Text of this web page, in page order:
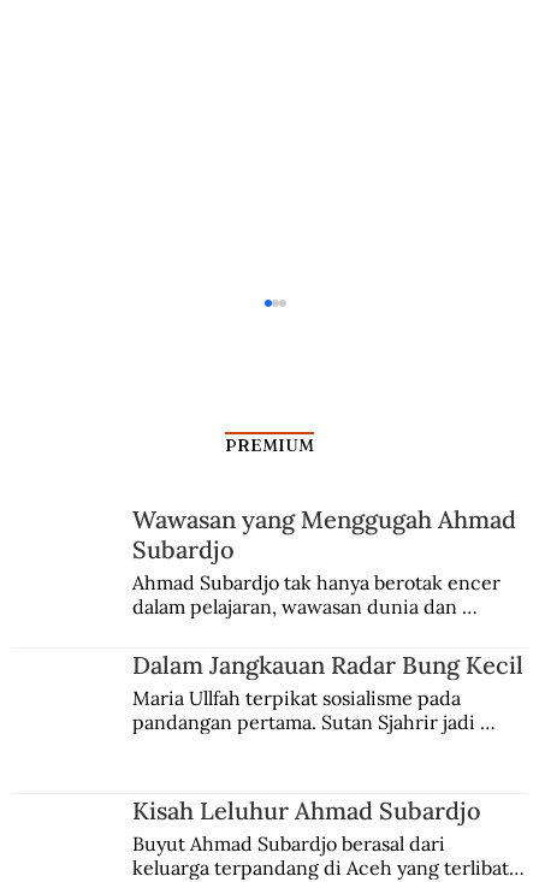
Tuan Holla dari Belanda Sahabat Orang
Sunda
PREMIUM
Wawasan yang Menggugah Ahmad
Subardjo
Ahmad Subardjo tak hanya berotak encer
dalam pelajaran, wawasan dunia dan
Jules Verne, Multatuli, hingga Sun Yat-sen.
Dalam Jangkauan Radar Bung Kecil
Maria Ullfah terpikat sosialisme pada
pandangan pertama. Sutan Sjahrir jadi
Kisah Leluhur Ahmad Subardjo
Buyut Ahmad Subardjo berasal dari
keluarga terpandang di Aceh yang terlibat